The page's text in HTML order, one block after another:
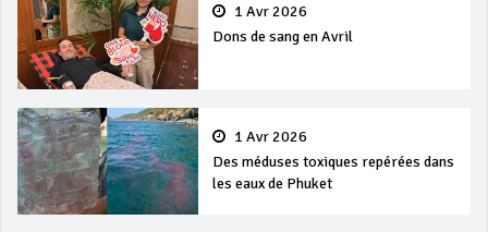
1 Avr 2026
Dons de sang en Avril
1 Avr 2026
Des méduses toxiques repérées dans
les eaux de Phuket